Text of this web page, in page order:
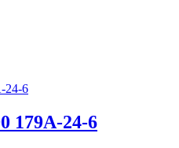
179A-24-6